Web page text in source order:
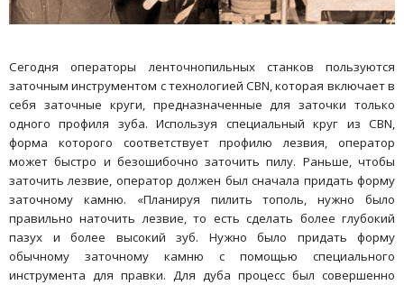
Сегодня операторы ленточнопильных станков пользуются
заточным инструментом с технологией CBN, которая включает в
себя заточные круги, предназначенные для заточки только
одного профиля зуба. Используя специальный круг из CBN,
форма которого соответствует профилю лезвия, оператор
может быстро и безошибочно заточить пилу. Раньше, чтобы
заточить лезвие, оператор должен был сначала придать форму
заточному камню. «Планируя пилить тополь, нужно было
правильно наточить лезвие, то есть сделать более глубокий
пазух и более высокий зуб. Нужно было придать форму
обычному заточному камню с помощью специального
инструмента для правки. Для дуба процесс был совершенно